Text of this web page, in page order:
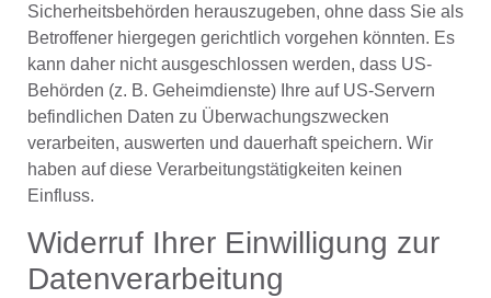
Sicherheitsbehörden herauszugeben, ohne dass Sie als
Betroffener hiergegen gerichtlich vorgehen könnten. Es
kann daher nicht ausgeschlossen werden, dass US-
Behörden (z. B. Geheimdienste) Ihre auf US-Servern
befindlichen Daten zu Überwachungszwecken
verarbeiten, auswerten und dauerhaft speichern. Wir
haben auf diese Verarbeitungstätigkeiten keinen
Einfluss.
Widerruf Ihrer Einwilligung zur
Datenverarbeitung